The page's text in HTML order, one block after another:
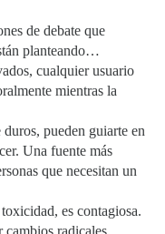
de debate que
planteando…
cualquier usuario
mientras la
pueden guiarte en
Una fuente más
que necesitan un
es contagiosa.